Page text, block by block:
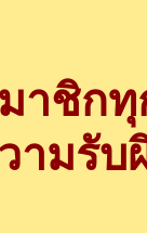
าชิก
ามรั